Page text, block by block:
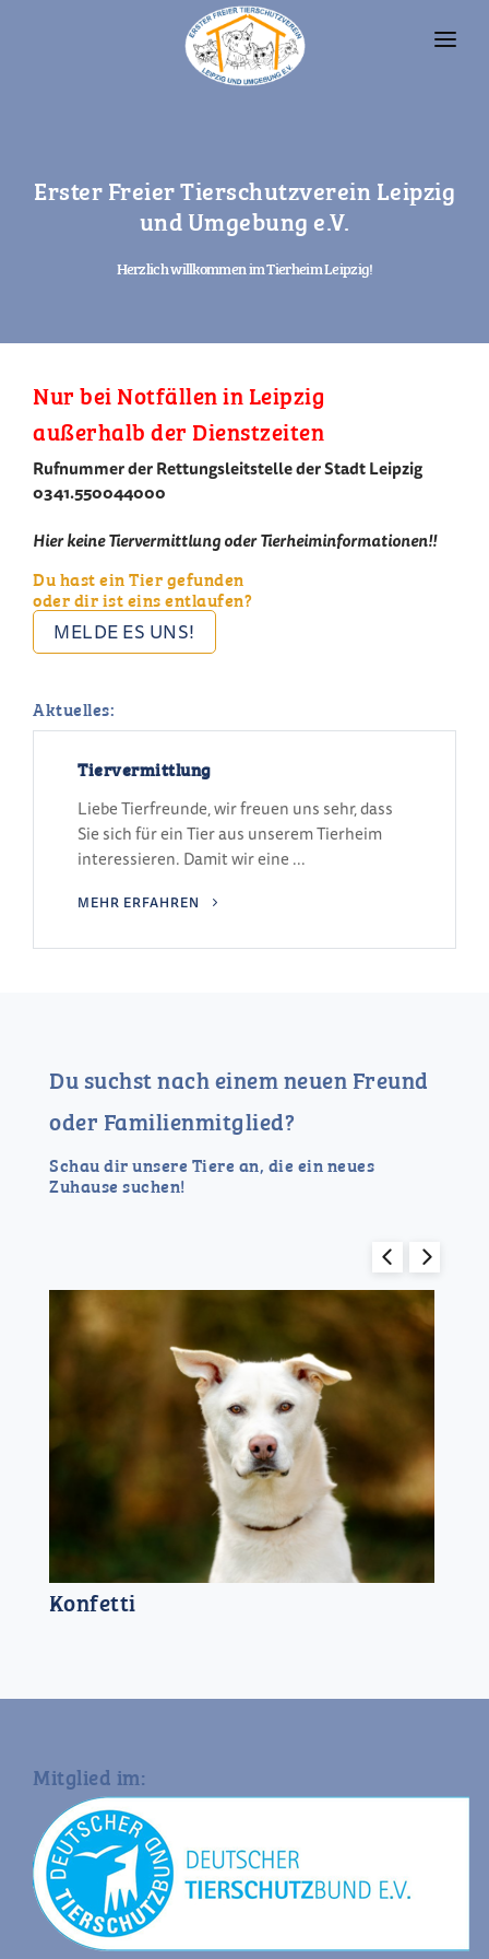
TIERHALTUNG UND RECHT
Erster Freier Tierschutzverein Leipzig
und Umgebung e.V.
Herzlich willkommen im Tierheim Leipzig!
Nur bei Notfällen in Leipzig
außerhalb der Dienstzeiten
Rufnummer der Rettungsleitstelle der Stadt Leipzig
0341.550044000
Hier keine Tiervermittlung oder Tierheiminformationen!!
Du hast ein Tier gefunden
oder dir ist eins entlaufen?
MELDE ES UNS!
Aktuelles:
Tiervermittlung
Liebe Tierfreunde, wir freuen uns sehr, dass
Sie sich für ein Tier aus unserem Tierheim
interessieren. Damit wir eine ...
MEHR ERFAHREN
Du suchst nach einem neuen Freund
oder Familienmitglied?
Schau dir unsere Tiere an, die ein neues
Zuhause suchen!
Konfetti
Mitglied im: